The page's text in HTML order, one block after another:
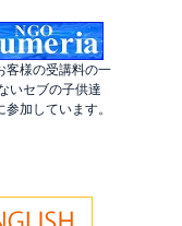
客様の受講料の一
いセブの子供達
加しています。